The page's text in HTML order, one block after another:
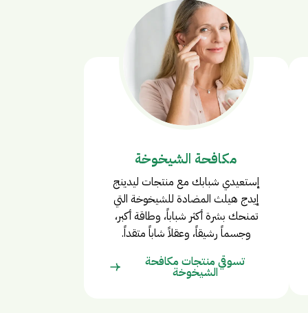
مكافحة الشيخوخة
إستعيدي شبابك مع منتجات ليدينج
إيدج هيلث المضادة للشيخوخة التي
تمنحك بشرة أكثر شباباً، وطاقة أكبر،
وجسماً رشيقاً، وعقلاً شاباً متقداً.
تسوقي منتجات مكافحة
الشيخوخة